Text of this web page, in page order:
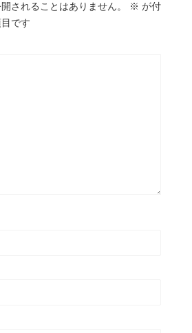
されることはありません。 ※ が付
です